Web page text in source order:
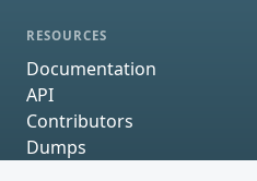
RESOURCES
Documentation
API
Contributors
Dumps